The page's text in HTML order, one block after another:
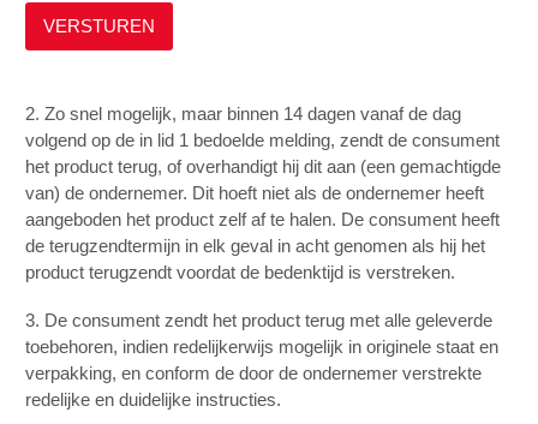
2. Zo snel mogelijk, maar binnen 14 dagen vanaf de dag
volgend op de in lid 1 bedoelde melding, zendt de consument
het product terug, of overhandigt hij dit aan (een gemachtigde
van) de ondernemer. Dit hoeft niet als de ondernemer heeft
aangeboden het product zelf af te halen. De consument heeft
de terugzendtermijn in elk geval in acht genomen als hij het
product terugzendt voordat de bedenktijd is verstreken.
3. De consument zendt het product terug met alle geleverde
toebehoren, indien redelijkerwijs mogelijk in originele staat en
verpakking, en conform de door de ondernemer verstrekte
redelijke en duidelijke instructies.